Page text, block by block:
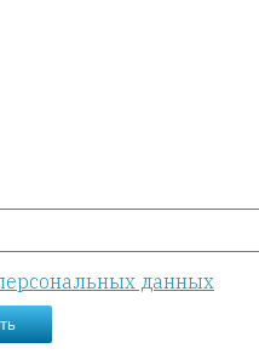
данных